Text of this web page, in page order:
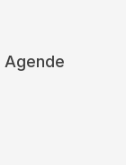
Agende